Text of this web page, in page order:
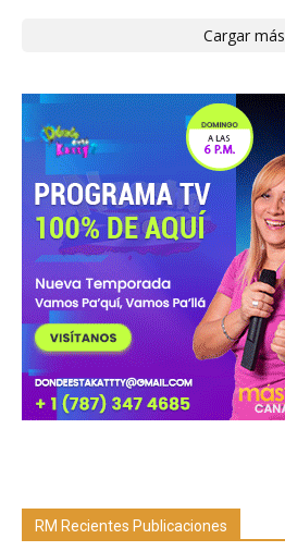
Cargar más
RM Recientes Publicaciones